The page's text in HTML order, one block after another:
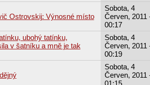
Ostrovskij: Výnosné místo
Sobota, 4
Červen, 2011
00:17
ubohý tatínku,
v šatníku a mně je tak
Sobota, 4
Červen, 2011
00:19
Sobota, 4
Červen, 2011
01:15